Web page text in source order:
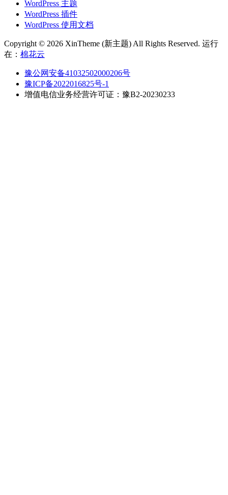
WordPress 主题
WordPress 插件
WordPress 使用文档
Copyright © 2026 XinTheme (新主题) All Rights Reserved. 运行
在： 棉花云
豫公网安备41032502000206号
豫ICP备2022016825号-1
增值电信业务经营许可证：豫B2-20230233